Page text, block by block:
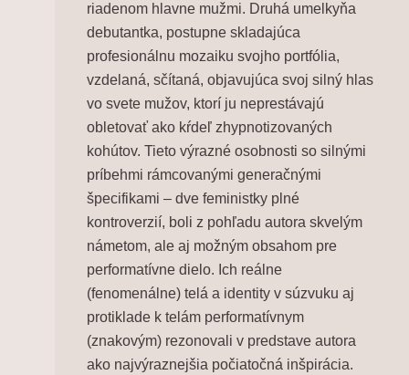
riadenom hlavne mužmi. Druhá umelkyňa
debutantka, postupne skladajúca
profesionálnu mozaiku svojho portfólia,
vzdelaná, sčítaná, objavujúca svoj silný hlas
vo svete mužov, ktorí ju neprestávajú
obletovať ako kŕdeľ zhypnotizovaných
kohútov. Tieto výrazné osobnosti so silnými
príbehmi rámcovanými generačnými
špecifikami – dve feministky plné
kontroverzií, boli z pohľadu autora skvelým
námetom, ale aj možným obsahom pre
performatívne dielo. Ich reálne
(fenomenálne) telá a identity v súzvuku aj
protiklade k telám performatívnym
(znakovým) rezonovali v predstave autora
ako najvýraznejšia počiatočná inšpirácia.